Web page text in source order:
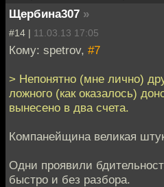
Щербина307 »
#14 | 11.03.13 17:05
Кому: spetrov, #7
> Непонятно (мне лично)
ложного (как оказалось)
вынесено в два счета.
Компанейщина великая
Одни проявили
быстро и без разбора.